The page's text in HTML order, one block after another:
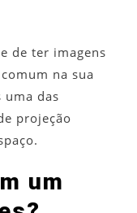
de ter imagens
na sua
uma das
projeção
um